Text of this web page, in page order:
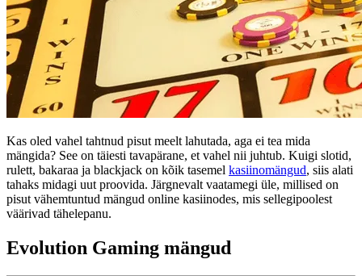
Kas oled vahel tahtnud pisut meelt lahutada, aga ei tea mida
mängida? See on täiesti tavapärane, et vahel nii juhtub. Kuigi slotid,
rulett, bakaraa ja blackjack on kõik tasemel kasiinomängud, siis alati
tahaks midagi uut proovida. Järgnevalt vaatamegi üle, millised on
pisut vähemtuntud mängud online kasiinodes, mis sellegipoolest
väärivad tähelepanu.
Evolution Gaming mängud